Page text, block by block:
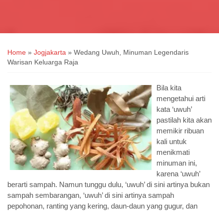
Home » Jogjakarta » Wedang Uwuh, Minuman Legendaris
Warisan Keluarga Raja
Bila kita
mengetahui arti
kata ‘uwuh’
pastilah kita akan
memikir ribuan
kali untuk
menikmati
minuman ini,
karena ‘uwuh’
berarti sampah. Namun tunggu dulu, ‘uwuh’ di sini artinya bukan
sampah sembarangan, ‘uwuh’ di sini artinya sampah
pepohonan, ranting yang kering, daun-daun yang gugur, dan